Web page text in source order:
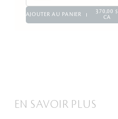
AJOUTER AU PANIER
370,00 $
CA
EN SAVOIR PLUS